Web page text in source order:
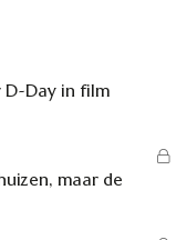
Day in film
maar de